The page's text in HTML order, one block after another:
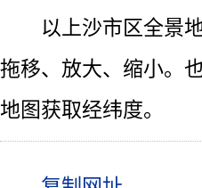
以上沙市区全景
拖移、放大、缩小。
地图获取经纬度。